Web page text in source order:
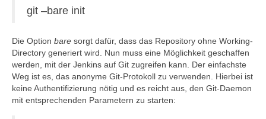
git –bare init
Die Option bare sorgt dafür, dass das Repository ohne Working-
Directory generiert wird. Nun muss eine Möglichkeit geschaffen
werden, mit der Jenkins auf Git zugreifen kann. Der einfachste
Weg ist es, das anonyme Git-Protokoll zu verwenden. Hierbei ist
keine Authentifizierung nötig und es reicht aus, den Git-Daemon
mit entsprechenden Parametern zu starten: